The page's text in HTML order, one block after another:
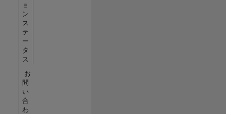
ョ
ン
ス
テ
ー
タ
ス
お
問
い
合
わ